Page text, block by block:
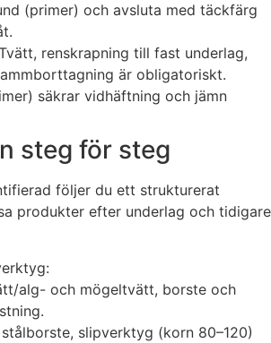
(primer) och avsluta med täckfärg
renskrapning till fast underlag,
är obligatoriskt.
säkrar vidhäftning och jämn
steg för steg
följer du ett strukturerat
produkter efter underlag och tidigare
alg- och mögeltvätt, borste och
slipverktyg (korn 80–120)